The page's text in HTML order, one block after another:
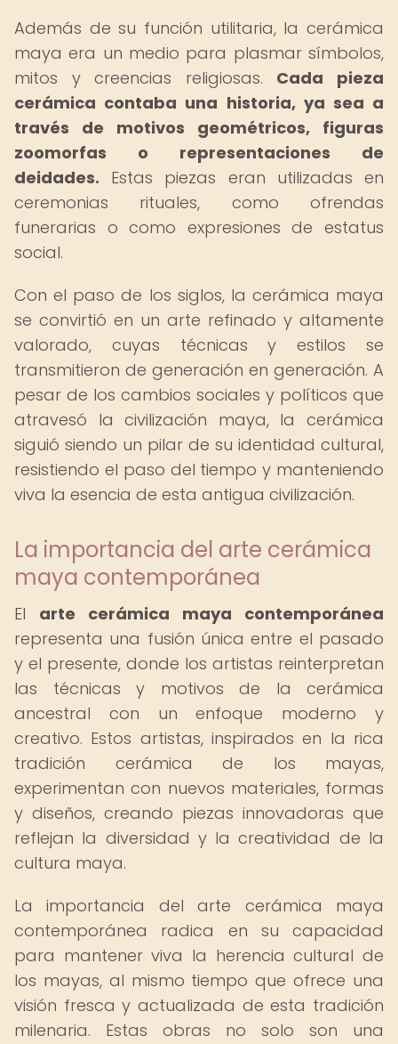
Además de su función utilitaria, la cerámica
maya era un medio para plasmar símbolos,
mitos y creencias religiosas. Cada pieza
cerámica contaba una historia, ya sea a
través de motivos geométricos, figuras
zoomorfas o representaciones de
deidades. Estas piezas eran utilizadas en
ceremonias rituales, como ofrendas
funerarias o como expresiones de estatus
social.
Con el paso de los siglos, la cerámica maya
se convirtió en un arte refinado y altamente
valorado, cuyas técnicas y estilos se
transmitieron de generación en generación. A
pesar de los cambios sociales y políticos que
atravesó la civilización maya, la cerámica
siguió siendo un pilar de su identidad cultural,
resistiendo el paso del tiempo y manteniendo
viva la esencia de esta antigua civilización.
La importancia del arte cerámica
maya contemporánea
El arte cerámica maya contemporánea
representa una fusión única entre el pasado
y el presente, donde los artistas reinterpretan
las técnicas y motivos de la cerámica
ancestral con un enfoque moderno y
creativo. Estos artistas, inspirados en la rica
tradición cerámica de los mayas,
experimentan con nuevos materiales, formas
y diseños, creando piezas innovadoras que
reflejan la diversidad y la creatividad de la
cultura maya.
La importancia del arte cerámica maya
contemporánea radica en su capacidad
para mantener viva la herencia cultural de
los mayas, al mismo tiempo que ofrece una
visión fresca y actualizada de esta tradición
milenaria. Estas obras no solo son una